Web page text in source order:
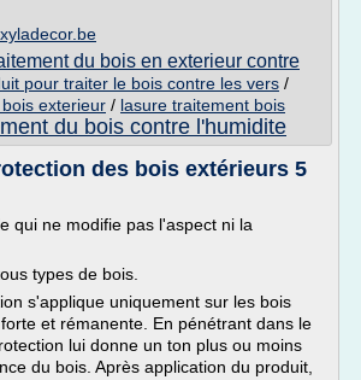
du bois en exterieur contre
pour traiter le bois contre les vers /
exterieur / lasure traitement bois
du bois contre l'humidite
des bois extérieurs 5
qui ne modifie pas l'aspect ni la
types de bois.
s'applique uniquement sur les bois
et rémanente. En pénétrant dans le
lui donne un ton plus ou moins
du bois. Après application du produit,